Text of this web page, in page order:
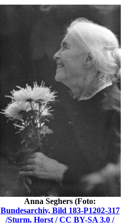
Anna Seghers (Foto:
Bundesarchiv, Bild 183-P1202-317
/Sturm, Horst / CC BY-SA 3.0 /